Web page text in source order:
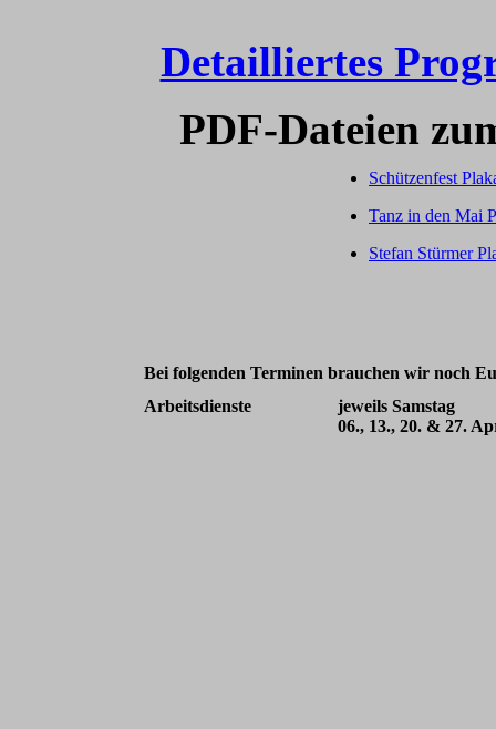
Detailliertes
PDF-Dateien
Schützenfest
Tanz in den Mai
Stefan Stürmer
Bei folgenden Terminen brauchen wir noch
Arbeitsdienste
jeweils Samstag
06., 13., 20. & 27.